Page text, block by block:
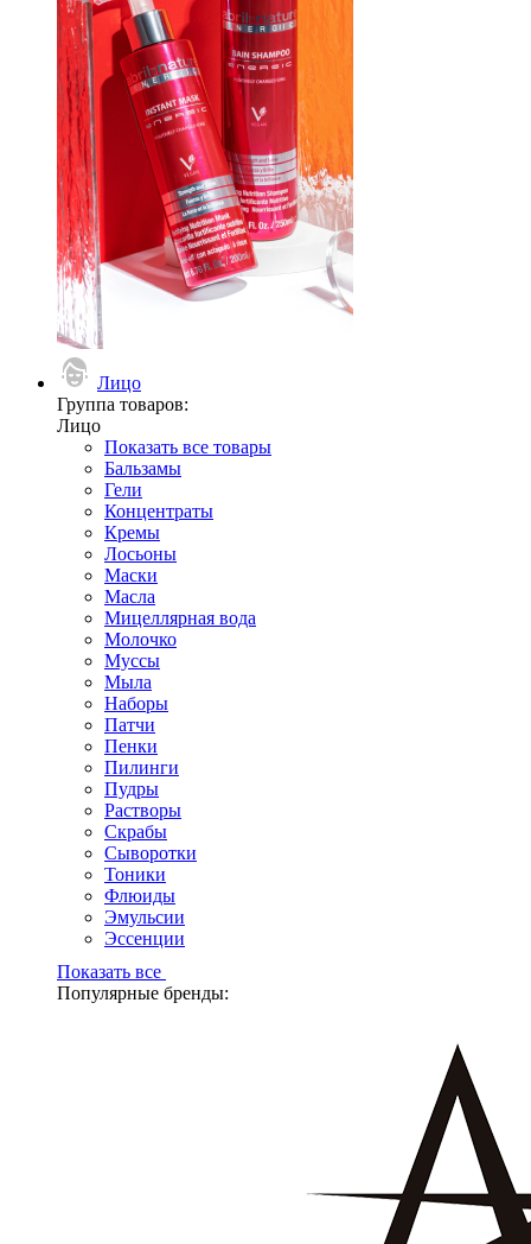
Лицо
Группа товаров:
Лицо
Показать все товары
Бальзамы
Гели
Концентраты
Кремы
Лосьоны
Маски
Масла
Мицеллярная вода
Молочко
Муссы
Мыла
Наборы
Патчи
Пенки
Пилинги
Пудры
Растворы
Скрабы
Сыворотки
Тоники
Флюиды
Эмульсии
Эссенции
Показать все
Популярные бренды: